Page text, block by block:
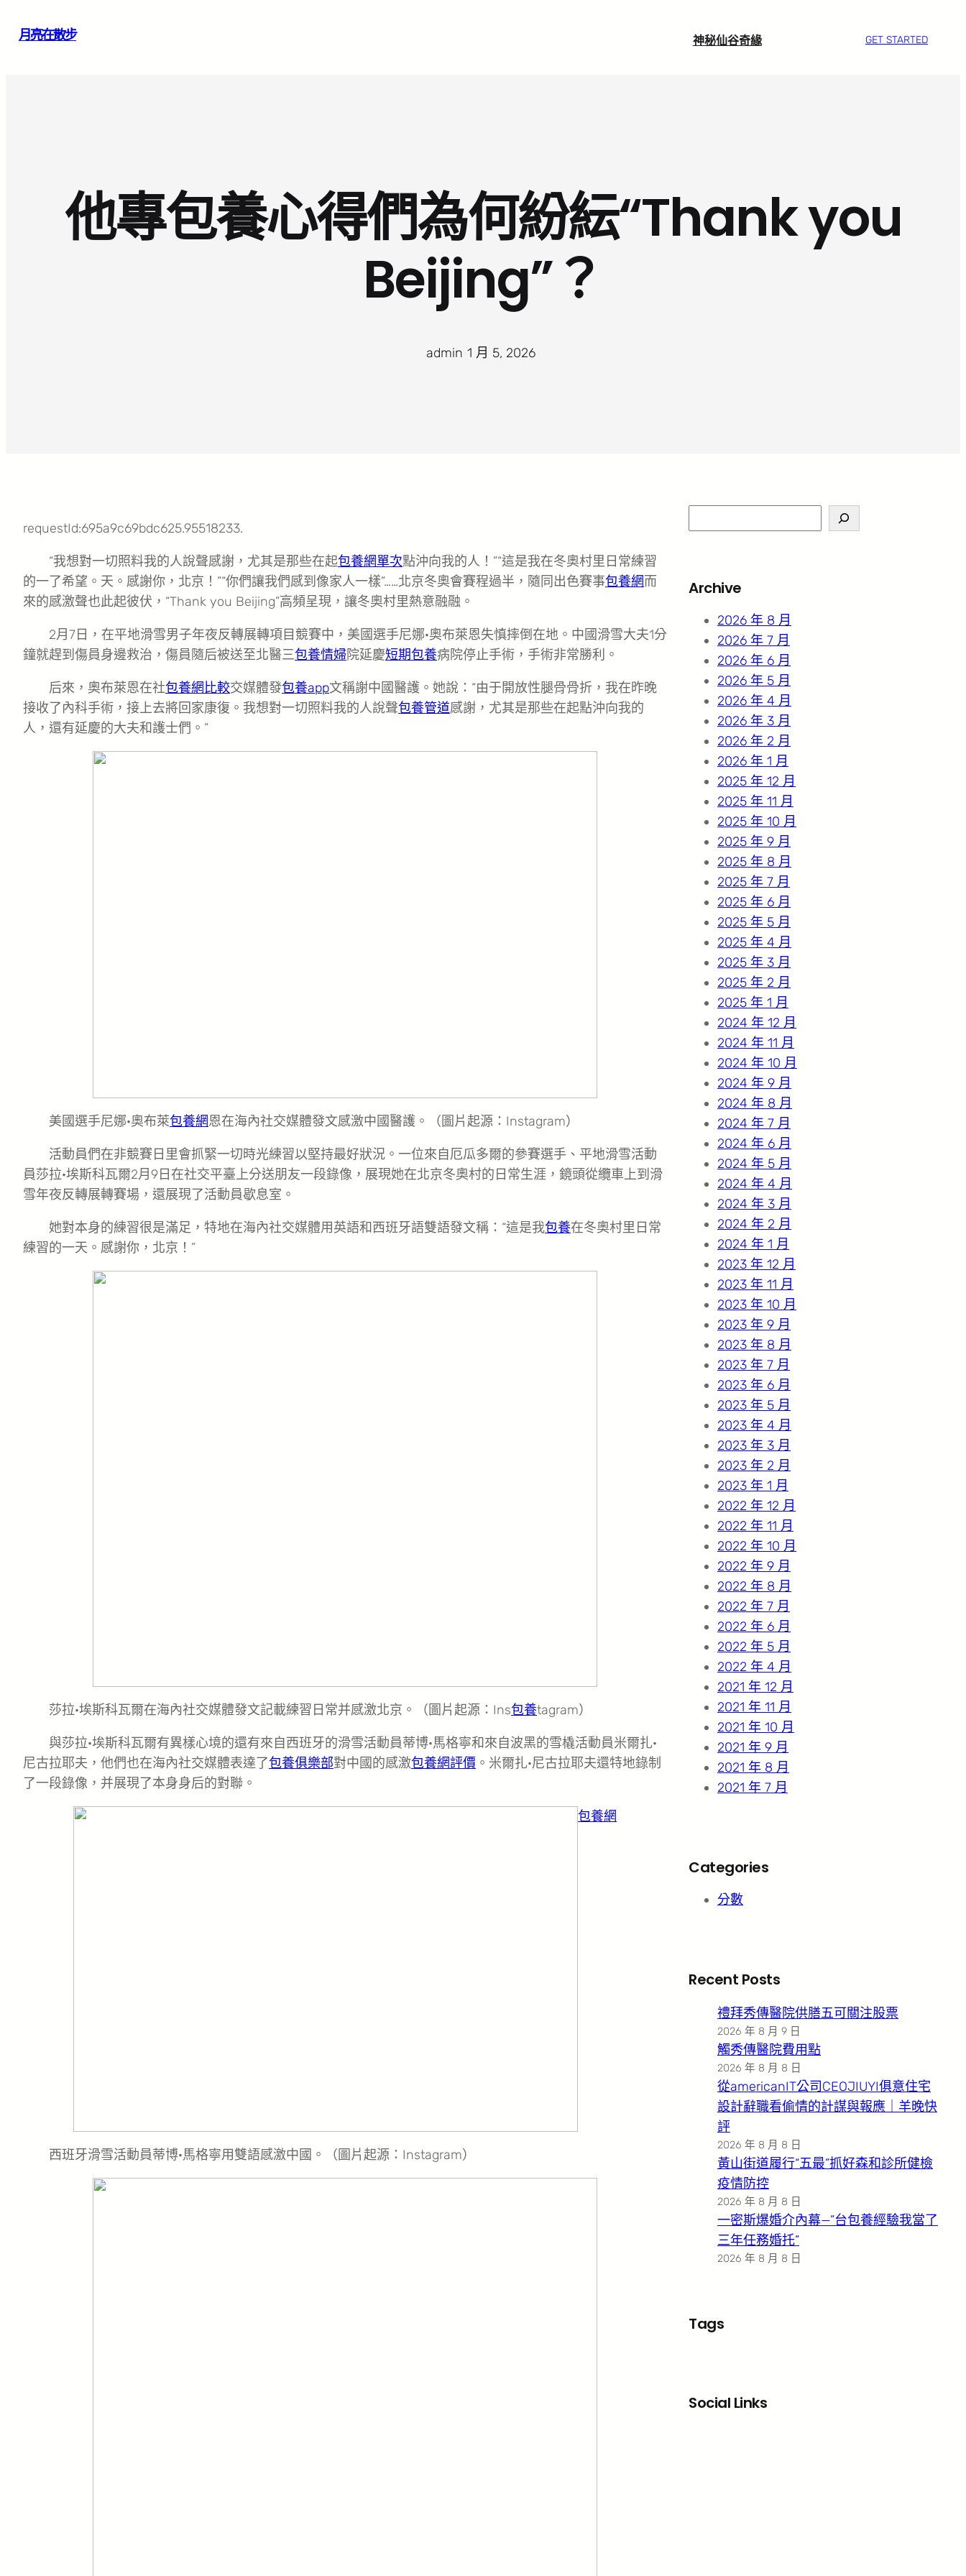
月亮在散步 神秘仙谷奇緣 GET STARTED
他專包養心得們為何紛紜“Thank you
Beijing”？
admin 1 月 5, 2026
requestId:695a9c69bdc625.95518233.
“我想對一切照料我的人說聲感謝，尤其是那些在起包養網單次點沖向我的人！”“這是我在冬奧村里日常練習
的一了希望。天。感謝你，北京！”“你們讓我們感到像家人一樣”……北京冬奧會賽程過半，隨同出色賽事包養網而
來的感激聲也此起彼伏，“Thank you Beijing”高頻呈現，讓冬奧村里熱意融融。
2月7日，在平地滑雪男子年夜反轉展轉項目競賽中，美國選手尼娜·奧布萊恩失慎摔倒在地。中國滑雪大夫1分
鐘就趕到傷員身邊救治，傷員隨后被送至北醫三包養情婦院延慶短期包養病院停止手術，手術非常勝利。
后來，奧布萊恩在社包養網比較交媒體發包養app文稱謝中國醫護。她說：“由于開放性腿骨骨折，我在昨晚
接收了內科手術，接上去將回家康復。我想對一切照料我的人說聲包養管道感謝，尤其是那些在起點沖向我的
人，還有延慶的大夫和護士們。”
美國選手尼娜·奧布萊包養網恩在海內社交媒體發文感激中國醫護。（圖片起源：Instagram）
活動員們在非競賽日里會抓緊一切時光練習以堅持最好狀況。一位來自厄瓜多爾的參賽選手、平地滑雪活動
員莎拉·埃斯科瓦爾2月9日在社交平臺上分送朋友一段錄像，展現她在北京冬奧村的日常生涯，鏡頭從纜車上到滑
雪年夜反轉展轉賽場，還展現了活動員歇息室。
她對本身的練習很是滿足，特地在海內社交媒體用英語和西班牙語雙語發文稱：“這是我包養在冬奧村里日常
練習的一天。感謝你，北京！”
莎拉·埃斯科瓦爾在海內社交媒體發文記載練習日常并感激北京。（圖片起源：Ins包養tagram）
與莎拉·埃斯科瓦爾有異樣心境的還有來自西班牙的滑雪活動員蒂博·馬格寧和來自波黑的雪橇活動員米爾扎·
尼古拉耶夫，他們也在海內社交媒體表達了包養俱樂部對中國的感激包養網評價 。米爾扎·尼古拉耶夫還特地錄制
了一段錄像，并展現了本身身后的對聯。
包養網
西班牙滑雪活動員蒂博·馬格寧用雙語感激中國。（圖片起源：Instagram）
e
c
Archive
2026 年 8 月
2026 年 7 月
2026 年 6 月
2026 年 5 月
2026 年 4 月
2026 年 3 月
2026 年 2 月
2026 年 1 月
2025 年 12 月
2025 年 11 月
2025 年 10 月
2025 年 9 月
2025 年 8 月
2025 年 7 月
2025 年 6 月
2025 年 5 月
2025 年 4 月
2025 年 3 月
2025 年 2 月
2025 年 1 月
2024 年 12 月
2024 年 11 月
2024 年 10 月
2024 年 9 月
2024 年 8 月
2024 年 7 月
2024 年 6 月
2024 年 5 月
2024 年 4 月
2024 年 3 月
2024 年 2 月
2024 年 1 月
2023 年 12 月
2023 年 11 月
2023 年 10 月
2023 年 9 月
2023 年 8 月
2023 年 7 月
2023 年 6 月
2023 年 5 月
2023 年 4 月
2023 年 3 月
2023 年 2 月
2023 年 1 月
2022 年 12 月
2022 年 11 月
2022 年 10 月
2022 年 9 月
2022 年 8 月
2022 年 7 月
2022 年 6 月
2022 年 5 月
2022 年 4 月
2021 年 12 月
2021 年 11 月
2021 年 10 月
2021 年 9 月
2021 年 8 月
2021 年 7 月
Categories
分數
Recent Posts
禮拜秀傳醫院供膳五可關注股票
2026 年 8 月 9 日
觸秀傳醫院費用點
2026 年 8 月 8 日
從americanIT公司CEOJIUYI俱意住宅
設計辭職看偷情的計謀與報應｜羊晚快
評
2026 年 8 月 8 日
黃山街道履行“五最”抓好森和診所健檢
疫情防控
2026 年 8 月 8 日
一密斯爆婚介內幕—”台包養經驗我當了
三年任務婚托”
2026 年 8 月 8 日
Tags
Social Links